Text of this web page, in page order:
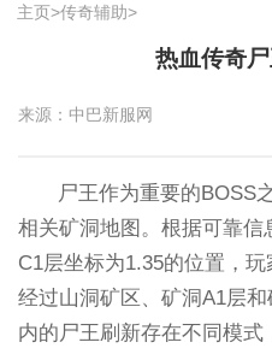
主页>传奇辅助>
热血传奇
来源：中巴新服网
尸王作为重要的BOSS
相关矿洞地图。根据可靠信
C1层坐标为1.35的位置，
经过山洞矿区、矿洞A1层
内的尸王刷新存在不同模